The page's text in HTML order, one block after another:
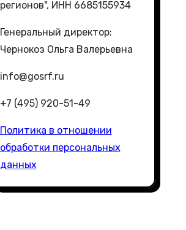
регионов", ИНН 6685155934
Генеральный директор:
Чернокоз Ольга Валерьевна
info@gosrf.ru
+7 (495) 920-51-49
Политика в отношении
обработки персональных
данных